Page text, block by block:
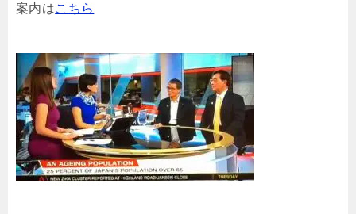
案内はこちら